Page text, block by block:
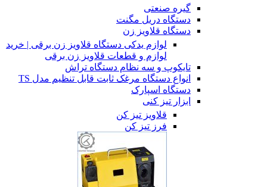
گیره صنعتی
دستگاه دریل مگنت
دستگاه قلاویز زن
لوازم یدکی دستگاه قلاویز زن برقی | خرید
لوازم و قطعات قلاویز زن برقی
تایکوپ و سه نظام دستگاه تراش
انواع دستگاه مرغک ثابت قابل تنظیم مدل TS
دستگاه اسپارک
ابزار تیز کنی
قلاویز تیز کن
فرز تیز کن